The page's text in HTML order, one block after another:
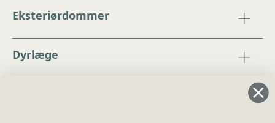
Eksteriørdommer
Dyrlæge